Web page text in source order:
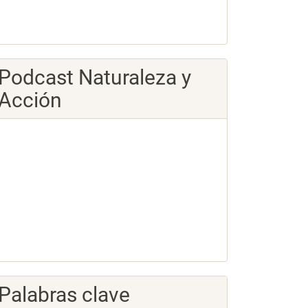
Podcast Naturaleza y
Palabras clave